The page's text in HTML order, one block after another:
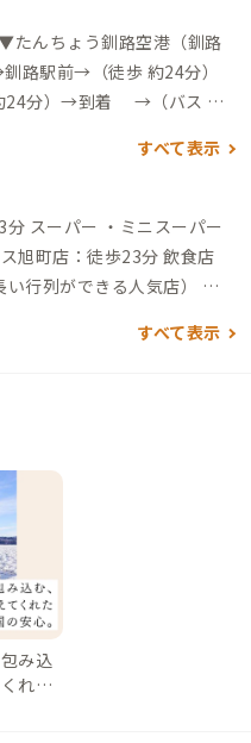
たんちょう釧路空港（釧路
駅前→（徒歩 約24分）
分）→到着 →（バス 約1
（釧路空港）から →（一般
一般道 約8分）→到着
すべて表示
パー
店：徒歩23分 飲食店
い行列ができる人気店） ・
mooを川を挟んだ眺めが最
すべて表示
み込
れた